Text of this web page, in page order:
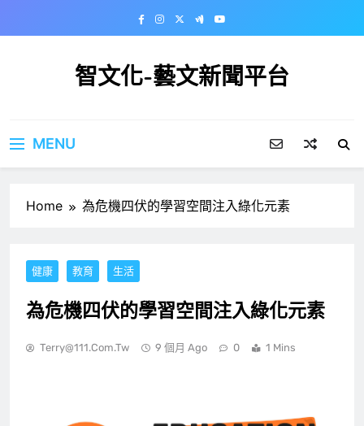
智文化-藝文新聞平台
MENU
Home 為危機四伏的學習空間注入綠化元素
健康 教育 生活
為危機四伏的學習空間注入綠化元素
Terry@111.com.tw 9 個月 Ago 0 1 Mins